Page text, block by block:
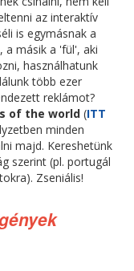
az interaktív
is egymásnak a
a másik a 'fül', aki
használhatunk
több ezer
reklámot?
of the world (ITT
minden
majd. Kereshetünk
szerint (pl. portugál
Zseniális!